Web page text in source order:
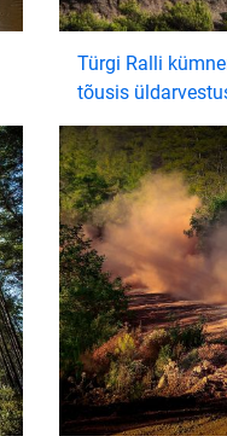
Türgi Ralli
tõusis